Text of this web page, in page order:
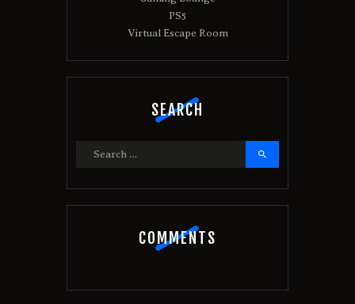
PS5
Virtual Escape Room
SEARCH
COMMENTS